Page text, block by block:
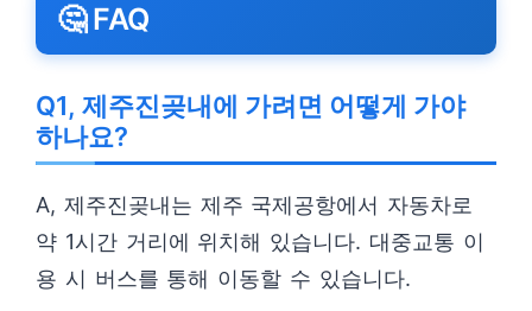
🤔 FAQ
Q1, 제주진곶내에 가려면 어떻게 가야
하나요?
A, 제주진곶내는 제주 국제공항에서 자동차로
약 1시간 거리에 위치해 있습니다. 대중교통 이
용 시 버스를 통해 이동할 수 있습니다.